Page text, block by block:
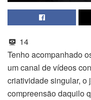
14
Tenho acompanhado
um canal de vídeos
criatividade singular, o
compreensão daquilo